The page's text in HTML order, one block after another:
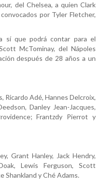
del Chelsea, a quien Clark
por Tyler Fletcher,
sí que podrá contar para el
McTominay, del Nápoles
después de 28 años a un
Ricardo Adé, Hannes Delcroix,
Danley Jean-Jacques,
Frantzdy Pierrot y
Grant Hanley, Jack Hendry,
Lewis Ferguson, Scott
Shankland y Ché Adams.